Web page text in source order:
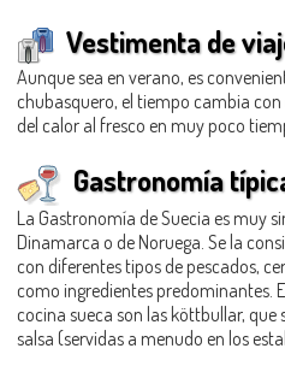
Vestimenta de
Aunque sea en verano, es
chubasquero, el tiempo cambia
del calor al fresco en muy poco
Gastronomía
La Gastronomía de Suecia es muy
Dinamarca o de Noruega. Se la
con diferentes tipos de pescados,
como ingredientes predominantes.
cocina sueca son las köttbullar,
salsa (servidas a menudo en los